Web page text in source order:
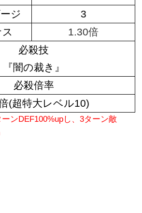
ジ
3
1.30倍
必殺技
『闇の裁き』
必殺倍率
(超特大レベル10)
ーンDEF100%upし、3ターン敵